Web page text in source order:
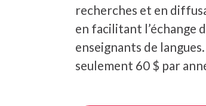
recherches et en
en facilitant l’échange
enseignants de
seulement 60 $ par